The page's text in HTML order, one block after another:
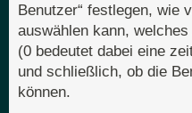
Benutzer“ festlegen, wie
auswählen kann,
(0 bedeutet dabei eine
und schließlich, ob die
können.